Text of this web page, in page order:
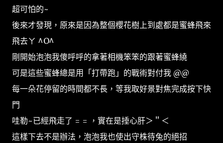
超可怕的~
後來才發現，原來是因為整個櫻花樹上到處都是蜜蜂飛來
飛去ㄚ ^O^
剛開始泡泡我傻呼呼的拿著相機笨笨的跟著蜜蜂繞
可是這些蜜蜂總是用「打帶跑」的戰術對付我 @@
每一朵花停留的時間都不長，等我取好景對焦完成按下快
門
哇勒~已經飛走了 = = ，實在是捶心肝＞＂＜
這樣下去不是辦法，泡泡我也使出守株待兔的絕招